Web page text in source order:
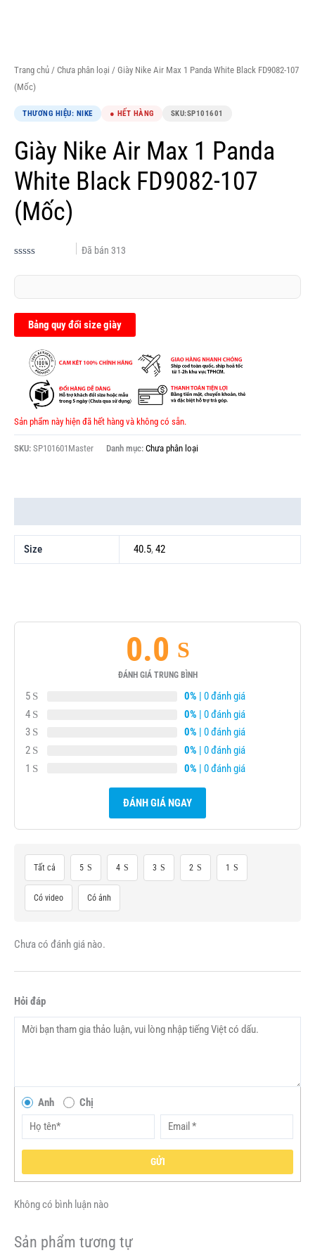
Trang chủ / Chưa phân loại / Giày Nike Air Max 1 Panda White Black FD9082-107
(Mốc)
THƯƠNG HIỆU: NIKE ● HẾT HÀNG SKU:SP101601
Giày Nike Air Max 1 Panda
White Black FD9082-107
(Mốc)
xếp
0.0
sao
Đã bán 313
Bảng quy đổi size giày
Sản phẩm này hiện đã hết hàng và không có sẵn.
SKU: SP101601Master Danh mục: Chưa phân loại
Size 40.5,42
0.0
ĐÁNH GIÁ TRUNG BÌNH
5 0% | 0 đánh giá
4
0% | 0 đánh giá
3
0% | 0 đánh giá
2
0% | 0 đánh giá
1
0% | 0 đánh giá
ĐÁNH GIÁ NGAY
Tất cả 5 4 3 2 1
Có video Có ảnh
Chưa có đánh giá nào.
Hỏi đáp
Anh Chị
GỬI
Không có bình luận nào
Sản phẩm tương tự